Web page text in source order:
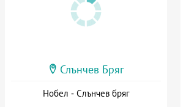
Слънчев Бряг
Нобел - Слънчев бряг